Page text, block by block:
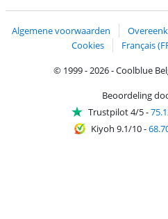
Algemene voorwaarden
Cookies
Français
© 1999 - 2026 - Coolblue
Beoordeling
Trustpilot 4/5-
Kiyoh 9.1/10-